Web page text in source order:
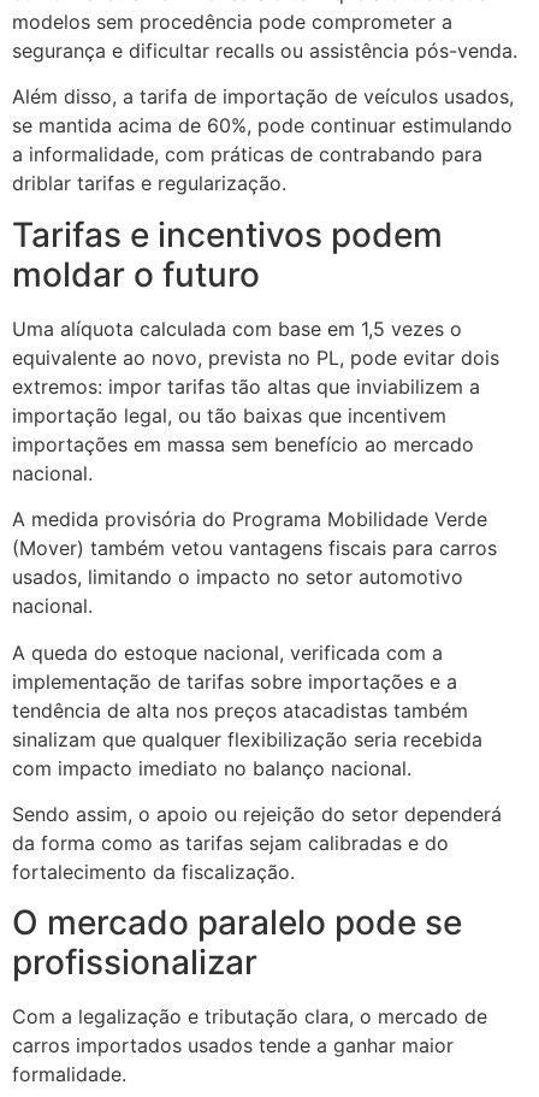
modelos sem procedência pode comprometer a
segurança e dificultar recalls ou assistência pós-venda.
Além disso, a tarifa de importação de veículos usados,
se mantida acima de 60%, pode continuar estimulando
a informalidade, com práticas de contrabando para
driblar tarifas e regularização.
Tarifas e incentivos podem
moldar o futuro
Uma alíquota calculada com base em 1,5 vezes o
equivalente ao novo, prevista no PL, pode evitar dois
extremos: impor tarifas tão altas que inviabilizem a
importação legal, ou tão baixas que incentivem
importações em massa sem benefício ao mercado
nacional.
A medida provisória do Programa Mobilidade Verde
(Mover) também vetou vantagens fiscais para carros
usados, limitando o impacto no setor automotivo
nacional.
A queda do estoque nacional, verificada com a
implementação de tarifas sobre importações e a
tendência de alta nos preços atacadistas também
sinalizam que qualquer flexibilização seria recebida
com impacto imediato no balanço nacional.
Sendo assim, o apoio ou rejeição do setor dependerá
da forma como as tarifas sejam calibradas e do
fortalecimento da fiscalização.
O mercado paralelo pode se
profissionalizar
Com a legalização e tributação clara, o mercado de
carros importados usados tende a ganhar maior
formalidade.